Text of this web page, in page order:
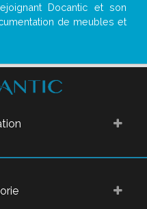
Docantic et son
de meubles et